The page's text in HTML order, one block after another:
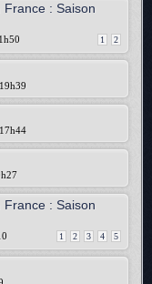
France : Saison
1 2
France : Saison
1 2 3 4 5